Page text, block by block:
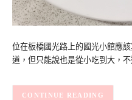
位在板橋國光路上的國光小館應
道，但只能說也是從小吃到大，
CONTINUE READING